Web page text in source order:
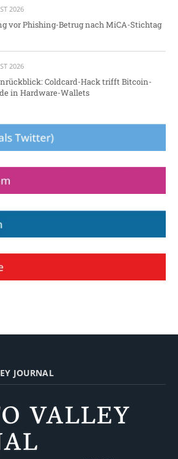
2026
vor Phishing-Betrug nach MiCA-Stichtag
2026
Coldcard-Hack trifft Bitcoin-
in Hardware-Wallets
JOURNAL